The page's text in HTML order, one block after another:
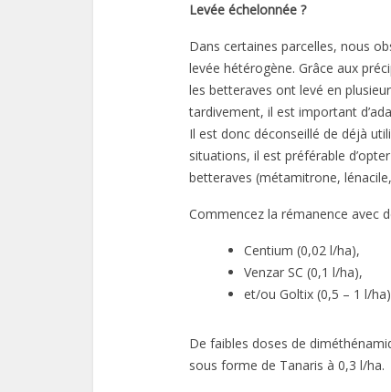
Levée échelonnée ?
Dans certaines parcelles, nous
levée hétérogène. Grâce aux
les betteraves ont levé en
tardivement, il est important
Il est donc déconseillé de déjà
situations, il est préférable
betteraves (métamitrone,
Commencez la rémanence avec
Centium (0,02 l/ha),
Venzar SC (0,1 l/ha),
et/ou Goltix (0,5 – 1 l/
De faibles doses de
sous forme de Tanaris à 0,3 l/ha.